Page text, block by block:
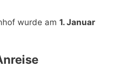
wurde am 1. Januar